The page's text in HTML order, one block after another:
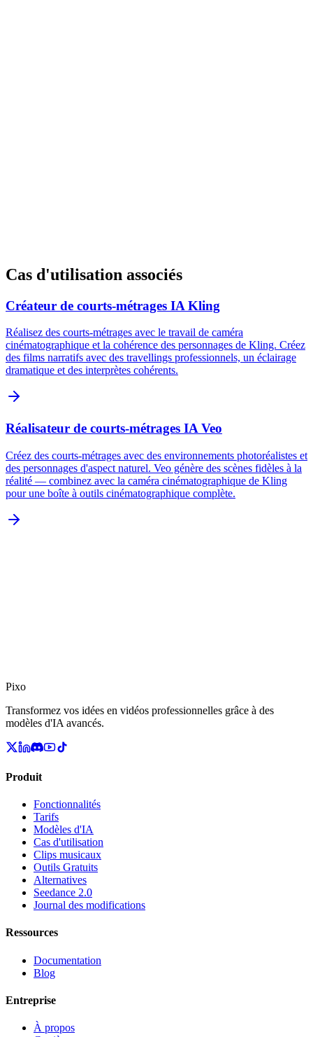
Cas d'utilisation associés
Créateur de courts-métrages IA Kling
Réalisez des courts-métrages avec le travail de caméra
cinématographique et la cohérence des personnages de Kling. Créez
des films narratifs avec des travellings professionnels, un éclairage
dramatique et des interprètes cohérents.
Réalisateur de courts-métrages IA Veo
Créez des courts-métrages avec des environnements photoréalistes et
des personnages d'aspect naturel. Veo génère des scènes fidèles à la
réalité — combinez avec la caméra cinématographique de Kling
pour une boîte à outils cinématographique complète.
Pixo
Transformez vos idées en vidéos professionnelles grâce à des
modèles d'IA avancés.
Produit
Fonctionnalités
Tarifs
Modèles d'IA
Cas d'utilisation
Clips musicaux
Outils Gratuits
Alternatives
Seedance 2.0
Journal des modifications
Ressources
Documentation
Blog
Entreprise
À propos